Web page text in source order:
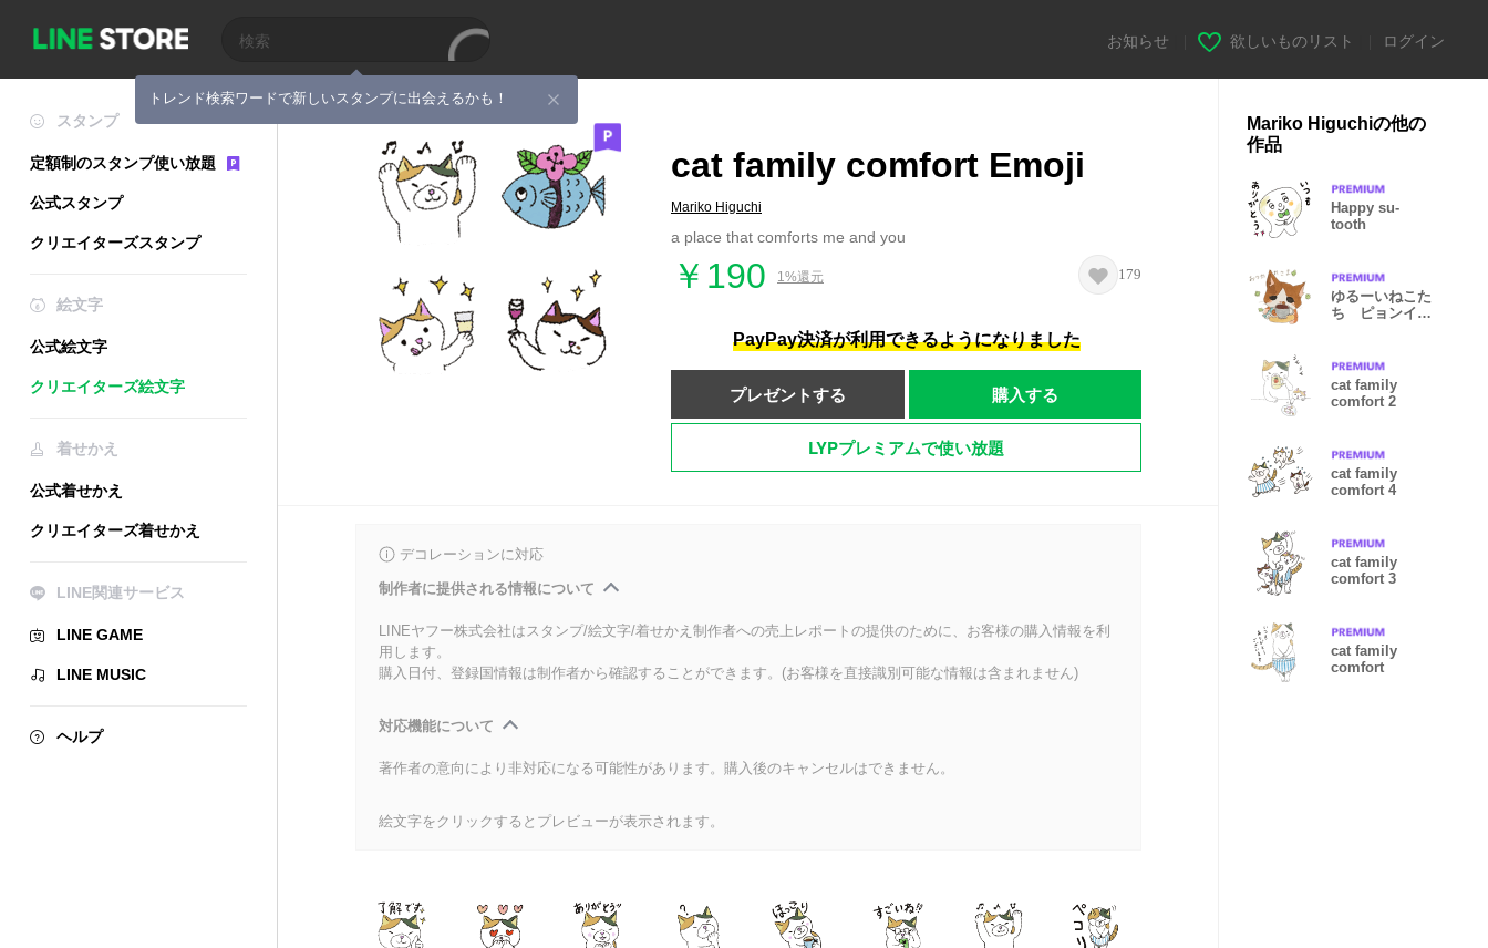
トレンド検索ワードで新しいスタンプに出会えるかも！
お知らせ 欲しいものリスト ログイン
スタンプ
定額制のスタンプ使い放題
公式スタンプ
クリエイターズスタンプ
絵文字
公式絵文字
クリエイターズ絵文字
着せかえ
公式着せかえ
クリエイターズ着せかえ
LINE関連サービス
LINE GAME
LINE MUSIC
ヘルプ
cat family comfort Emoji
Mariko Higuchi
a place that comforts me and you
￥190 1%還元 179
PayPay決済が利用できるようになりました
プレゼントする 購入する
LYPプレミアムで使い放題
デコレーションに対応
制作者に提供される情報について
LINEヤフー株式会社はスタンプ/絵文字/着せかえ制作者への売上レポートの提供のために、お客様の購入情報を利
用します。
購入日付、登録国情報は制作者から確認することができます。(お客様を直接識別可能な情報は含まれません)
対応機能について
著作者の意向により非対応になる可能性があります。購入後のキャンセルはできません。
絵文字をクリックするとプレビューが表示されます。
Mariko Higuchiの他の
作品
Happy su-
tooth
ゆるーいねこた
ち ピョンイラ
cat family
comfort 2
cat family
comfort 4
cat family
comfort 3
cat family
comfort